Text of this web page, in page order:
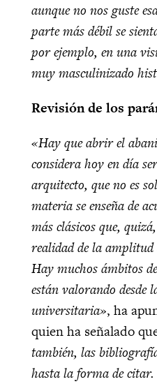
aunque no nos guste
parte más débil se
por ejemplo, en una
muy masculinizado
Revisión de los
«Hay que abrir el
considera hoy en día
arquitecto, que no es
materia se enseña de
más clásicos que,
realidad de la amplitud
Hay muchos ámbitos
están valorando desde
universitaria», ha
quien ha señalado
también, las
hasta la forma de citar.